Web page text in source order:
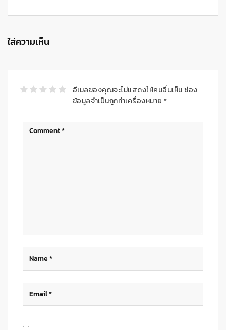
ใส่ความเห็น
อีเมลของคุณจะไม่แสดงให้คนอื่นเห็น ช่อง
ข้อมูลจำเป็นถูกทำเครื่องหมาย *